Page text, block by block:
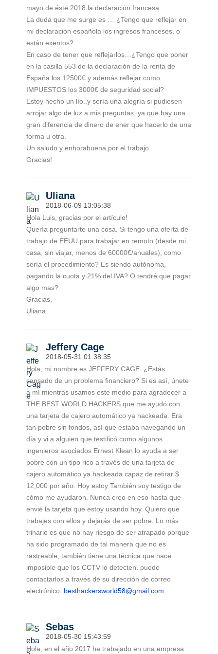
mayo de éste 2018 la declaración francesa.
La duda que me surge es … ¿Tengo que reflejar en
mi declaración española los ingresos franceses, o
están exentos?
En caso de tener que reflejarlos…¿Tengo que poner
en la casilla 553 de la declaración de la renta de
España los 12500€ y además reflejar como
IMPUESTOS los 3000€ de seguridad social?
Estoy hecho un lío..y sería una alegría si pudiesen
arrojar algo de luz a mis preguntas, ya que hay una
gran diferencia de dinero de ener que hacerlo de una
forma u otra.
Un saludo y enhorabuena por el trabajo.
Gracias!
Uliana
2018-06-09 13:05:38
Hola Luis, gracias por el artículo!
Quería preguntarte una cosa. Si tengo una oferta de
trabajo de EEUU para trabajar en remoto (desde mi
casa, sin viajar, menos de 60000€/anuales), como
sería el procedimiento? Es siendo autónoma,
pagando la cuota y 21% del IVA? O tendré que pagar
algo mas?
Gracias,
Uliana
Jeffery Cage
2018-05-31 01:38:35
Hola, mi nombre es JEFFERY CAGE. ¿Estás
cansado de un problema financiero? Si es así, únete
a mí mientras usamos este medio para agradecer a
THE BEST WORLD HACKERS que me ayudó con
una tarjeta de cajero automático ya hackeada. Era
tan pobre sin fondos, así que estaba navegando un
día y vi a alguien que testificó como algunos
ingenieros asociados Ernest Klean lo ayuda a ser
pobre con un tipo rico a través de una tarjeta de
cajero automático ya hackeada capaz de retirar $
12,000 por año. Hoy estoy También soy testigo de
cómo me ayudaron. Nunca creo en eso hasta que
envié la tarjeta que estoy usando hoy. Quiero que
trabajes con ellos y dejarás de ser pobre. Lo más
trinario es que no hay riesgo de ser atrapado porque
ha sido programado de tal manera que no es
rastreable, también tiene una técnica que hace
imposible que los CCTV lo detecten. puede
contactarlos a través de su dirección de correo
electrónico: besthackersworld58@gmail.com
Sebas
2018-05-30 15:43:59
Hola, en el año 2017 he trabajado en una empresa